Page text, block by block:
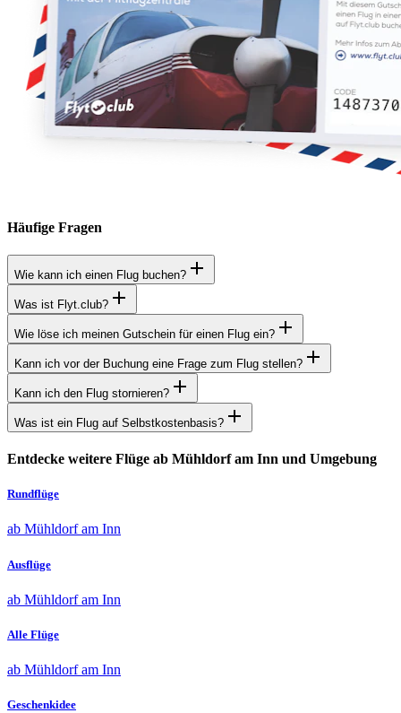
Häufige Fragen
Wie kann ich einen Flug buchen?
Was ist Flyt.club?
Wie löse ich meinen Gutschein für einen Flug ein?
Kann ich vor der Buchung eine Frage zum Flug stellen?
Kann ich den Flug stornieren?
Was ist ein Flug auf Selbstkostenbasis?
Entdecke weitere Flüge ab Mühldorf am Inn und Umgebung
Rundflüge
ab Mühldorf am Inn
Ausflüge
ab Mühldorf am Inn
Alle Flüge
ab Mühldorf am Inn
Geschenkidee